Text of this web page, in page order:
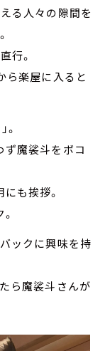
る人々の隙間を
行。
ら楽屋に入ると
。
ず魔裟斗をボコ
も挨拶。
ックに興味を持
ら魔裟斗さんが